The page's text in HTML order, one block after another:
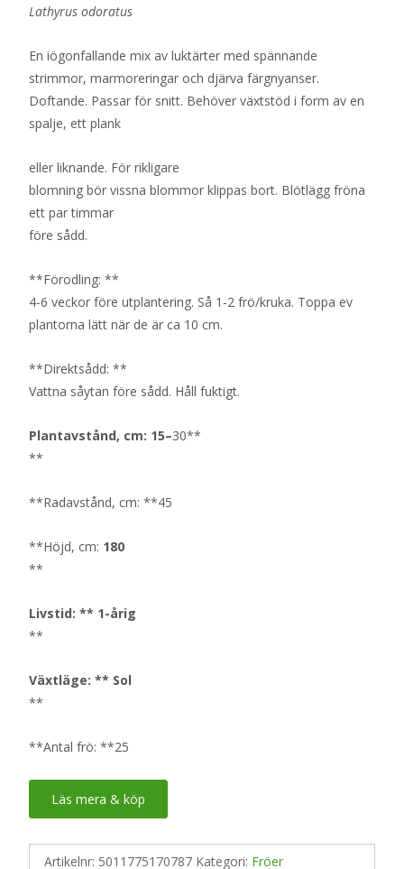
34 kr.0 kr.
Lathyrus odoratus
En iögonfallande mix av luktärter med spännande
strimmor, marmoreringar och djärva färgnyanser.
Doftande. Passar för snitt. Behöver växtstöd i form av en
spalje, ett plank
eller liknande. För rikligare
blomning bör vissna blommor klippas bort. Blötlägg fröna
ett par timmar
före sådd.
**Förodling: **
4-6 veckor före utplantering. Så 1-2 frö/kruka. Toppa ev
plantorna lätt när de är ca 10 cm.
**Direktsådd: **
Vattna såytan före sådd. Håll fuktigt.
Plantavstånd, cm: 15–30**
**
**Radavstånd, cm: **45
**Höjd, cm: 180
**
Livstid: ** 1-årig
**
Växtläge: ** Sol
**
**Antal frö: **25
Läs mera & köp
Artikelnr: 5011775170787 Kategori: Fröer